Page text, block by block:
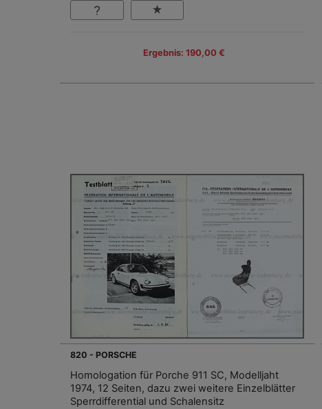
Ergebnis: 190,00 €
820 - PORSCHE
Homologation für Porche 911 SC, Modelljaht
1974, 12 Seiten, dazu zwei weitere Einzelblätter
Sperrdifferential und Schalensitz